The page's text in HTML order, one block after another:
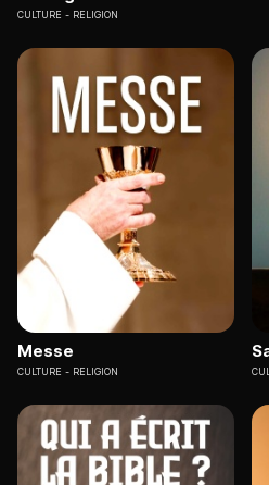
CULTURE RELIGION
Messe
CULTURE RELIGION